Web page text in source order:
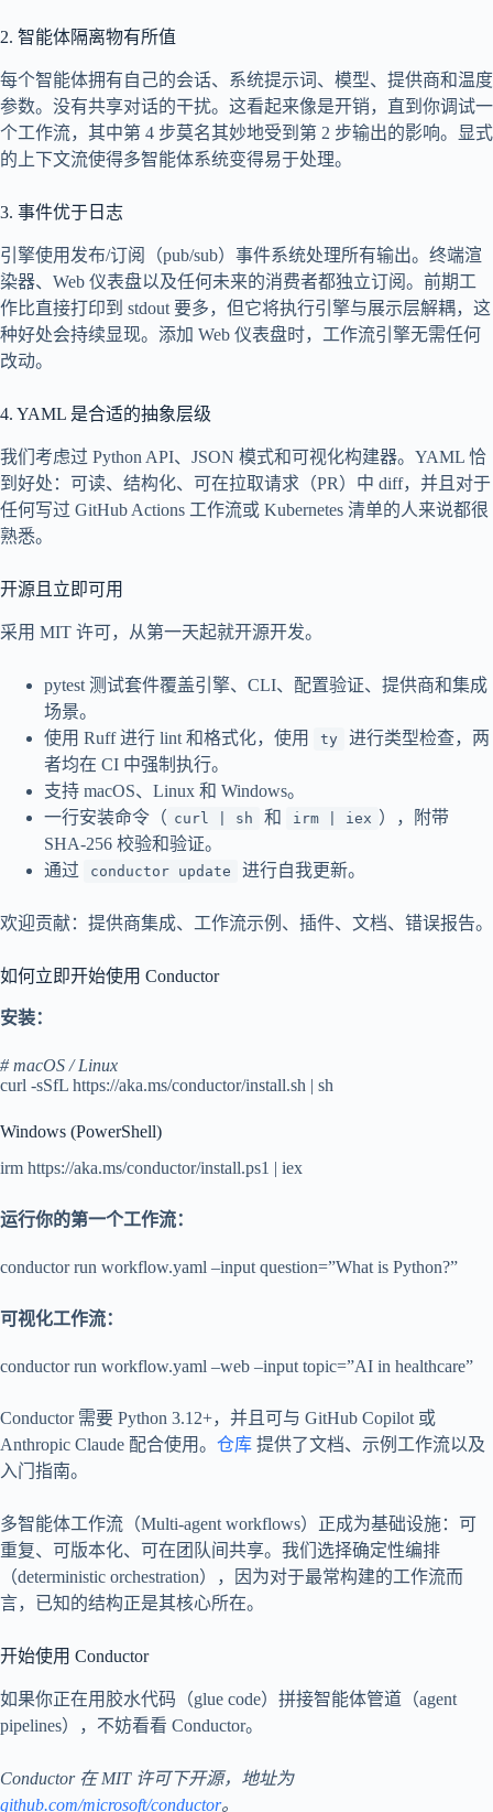
2. 智能体隔离物有所值
每个智能体拥有自己的会话、系统提示词、模型、提供商和温度
参数。没有共享对话的干扰。这看起来像是开销，直到你调试一
个工作流，其中第 4 步莫名其妙地受到第 2 步输出的影响。显式
的上下文流使得多智能体系统变得易于处理。
3. 事件优于日志
引擎使用发布/订阅（pub/sub）事件系统处理所有输出。终端渲
染器、Web 仪表盘以及任何未来的消费者都独立订阅。前期工
作比直接打印到 stdout 要多，但它将执行引擎与展示层解耦，这
种好处会持续显现。添加 Web 仪表盘时，工作流引擎无需任何
改动。
4. YAML 是合适的抽象层级
我们考虑过 Python API、JSON 模式和可视化构建器。YAML 恰
到好处：可读、结构化、可在拉取请求（PR）中 diff，并且对于
任何写过 GitHub Actions 工作流或 Kubernetes 清单的人来说都很
熟悉。
开源且立即可用
采用 MIT 许可，从第一天起就开源开发。
pytest 测试套件覆盖引擎、CLI、配置验证、提供商和集成
场景。
使用 Ruff 进行 lint 和格式化，使用
ty
进行类型检查，两
者均在 CI 中强制执行。
支持 macOS、Linux 和 Windows。
一行安装命令（ curl | sh 和 irm | iex ），附带
SHA-256 校验和验证。
通过
conductor update 进行自我更新。
欢迎贡献：提供商集成、工作流示例、插件、文档、错误报告。
如何立即开始使用 Conductor
安装：
# macOS / Linux
curl -sSfL https://aka.ms/conductor/install.sh | sh
Windows (PowerShell)
irm https://aka.ms/conductor/install.ps1 | iex
运行你的第一个工作流：
conductor run workflow.yaml –input question=”What is Python?”
可视化工作流：
conductor run workflow.yaml –web –input topic=”AI in healthcare”
Conductor 需要 Python 3.12+，并且可与 GitHub Copilot 或
Anthropic Claude 配合使用。 仓库 提供了文档、示例工作流以及
入门指南。
多智能体工作流（Multi-agent workflows）正成为基础设施：可
重复、可版本化、可在团队间共享。我们选择确定性编排
（deterministic orchestration），因为对于最常构建的工作流而
言，已知的结构正是其核心所在。
开始使用 Conductor
如果你正在用胶水代码（glue code）拼接智能体管道（agent
pipelines），不妨看看 Conductor。
Conductor 在 MIT 许可下开源，地址为
github.com/microsoft/conductor。